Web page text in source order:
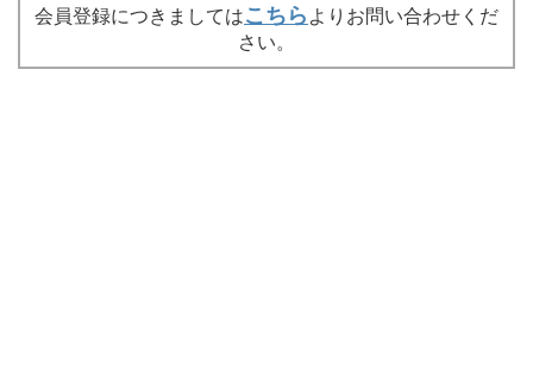
会員登録につきましてはこちら よりお問い合わせくだ
さい。